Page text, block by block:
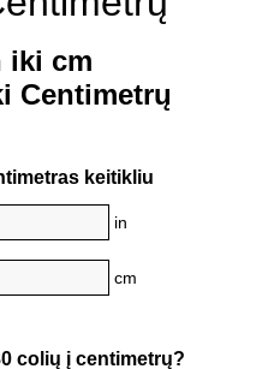
iki cm
Centimetrų
keitikliu
in
cm
colių į centimetrų?